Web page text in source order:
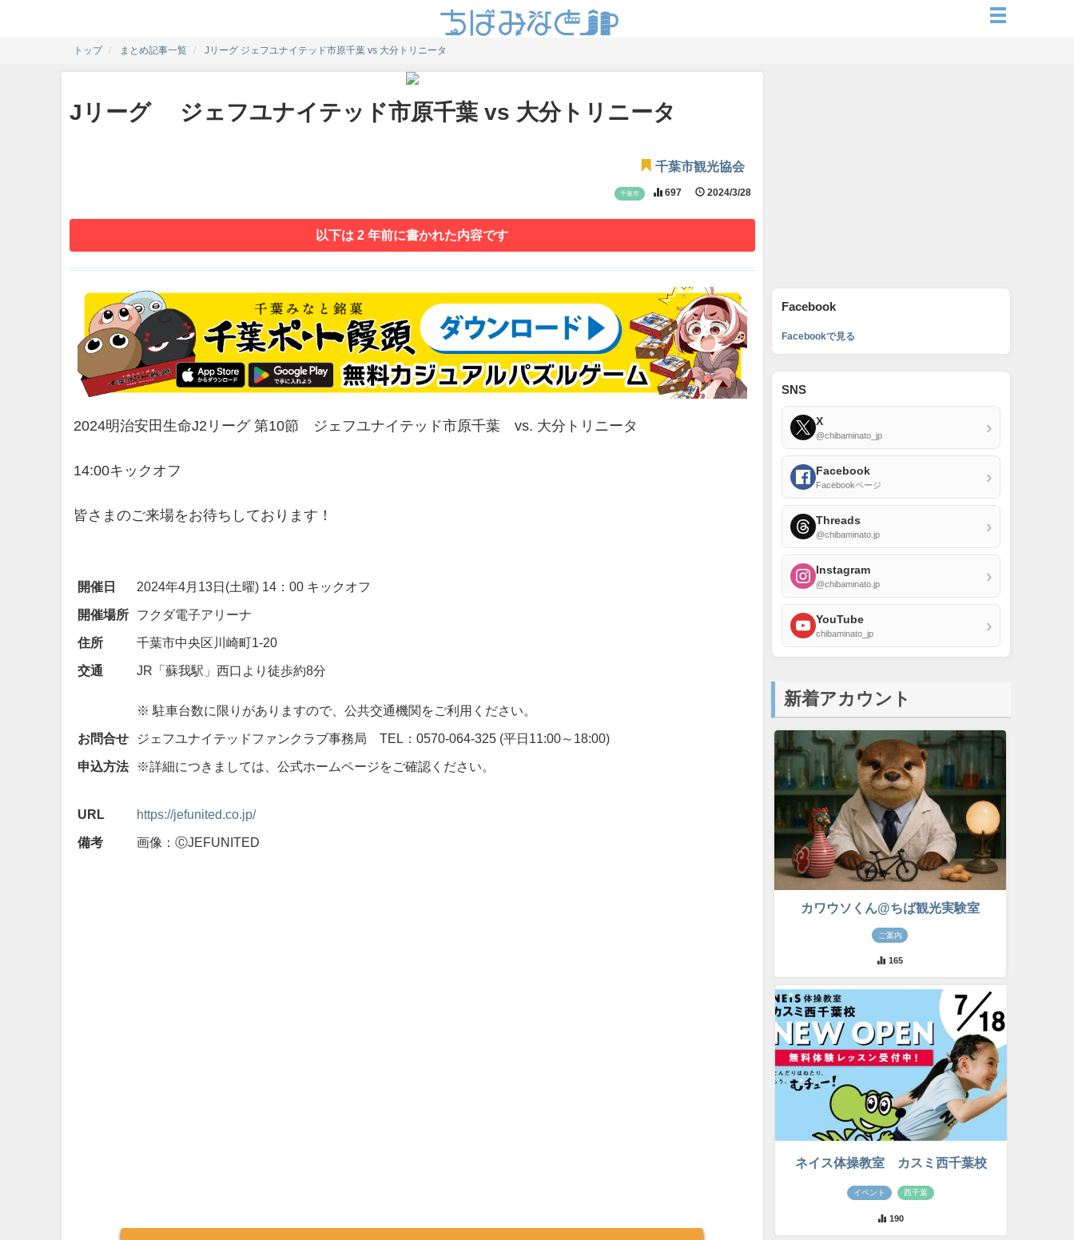
トップ まとめ記事一覧 Jリーグ ジェフユナイテッド市原千葉 vs 大分トリニータ
Jリーグ ジェフユナイテッド市原千葉 vs 大分トリニータ
千葉市観光協会
千葉市 697 2024/3/28
以下は 2 年前に書かれた内容です
2024明治安田生命J2リーグ 第10節 ジェフユナイテッド市原千葉 vs. 大分トリニータ
14:00キックオフ
皆さまのご来場をお待ちしております！
開催日
2024年4月13日(土曜) 14：00 キックオフ
開催場所
フクダ電子アリーナ
住所
千葉市中央区川崎町1-20
交通
JR「蘇我駅」西口より徒歩約8分
※ 駐車台数に限りがありますので、公共交通機関をご利用ください。
お問合せ
ジェフユナイテッドファンクラブ事務局 TEL：0570-064-325 (平日11:00～18:00)
申込方法
※詳細につきましては、公式ホームページをご確認ください。
URL
https://jefunited.co.jp/
備考
画像：ⒸJEFUNITED
Facebook
Facebookで見る
SNS
X
@chibaminato_jp ›
Facebook
Facebookページ ›
Threads
@chibaminato.jp ›
Instagram
@chibaminato.jp ›
YouTube
chibaminato_jp ›
新着アカウント
カワウソくん@ちば観光実験室
ご案内
165
ネイス体操教室 カスミ西千葉校
イベント 西千葉
190